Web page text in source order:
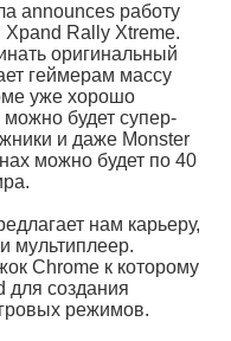
announces работу
Rally Xtreme.
оригинальный
геймерам массу
уже хорошо
будет супер-
и даже Monster
можно будет по 40
нам карьеру,
мультиплеер.
Chrome к которому
для создания
режимов.